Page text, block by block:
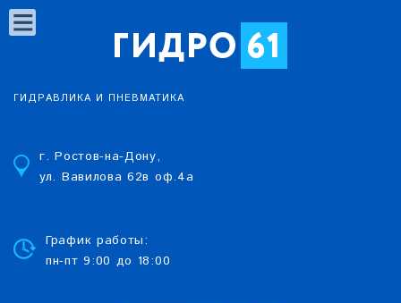
ГИДРАВЛИКА И ПНЕВМАТИКА
г. Ростов-на-Дону,
ул. Вавилова 62в оф.4а
График работы:
пн-пт 9:00 до 18:00